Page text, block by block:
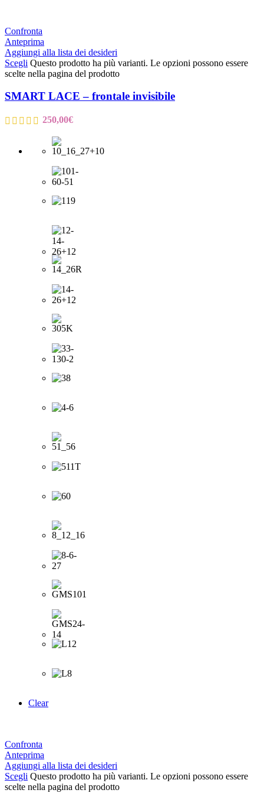
Confronta
Anteprima
Aggiungi alla lista dei desideri
Scegli Questo prodotto ha più varianti. Le opzioni possono essere
scelte nella pagina del prodotto
SMART LACE – frontale invisibile
250,00€
Clear
Confronta
Anteprima
Aggiungi alla lista dei desideri
Scegli Questo prodotto ha più varianti. Le opzioni possono essere
scelte nella pagina del prodotto